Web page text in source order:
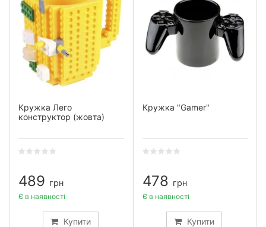
Кружка Лего
конструктор (жовта)
489 грн
Купити
Є в наявності
Кружка "Gamer"
478 грн
Купити
Є в наявності